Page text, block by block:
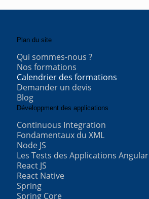
Plan du site
Qui sommes-nous ?
Nos formations
Calendrier des formations
Demander un devis
Blog
Développment des applications
Continuous Integration
Fondamentaux du XML
Node JS
Les Tests des Applications Angular
React JS
React Native
Spring
Spring Core